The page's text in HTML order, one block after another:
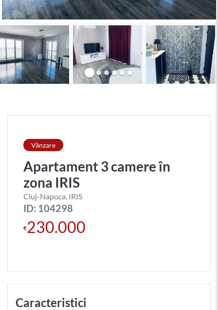
Vânzare
Apartament 3 camere în
zona IRIS
Cluj-Napoca, IRIS
ID: 104298
€230.000
Caracteristici